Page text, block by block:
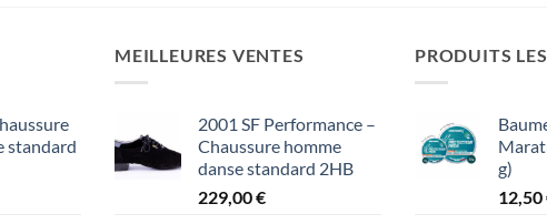
standard
MEILLEURES VENTES
2001 SF Performance –
Chaussure homme
danse standard 2HB
229,00€
PRODUITS
g)
12,50